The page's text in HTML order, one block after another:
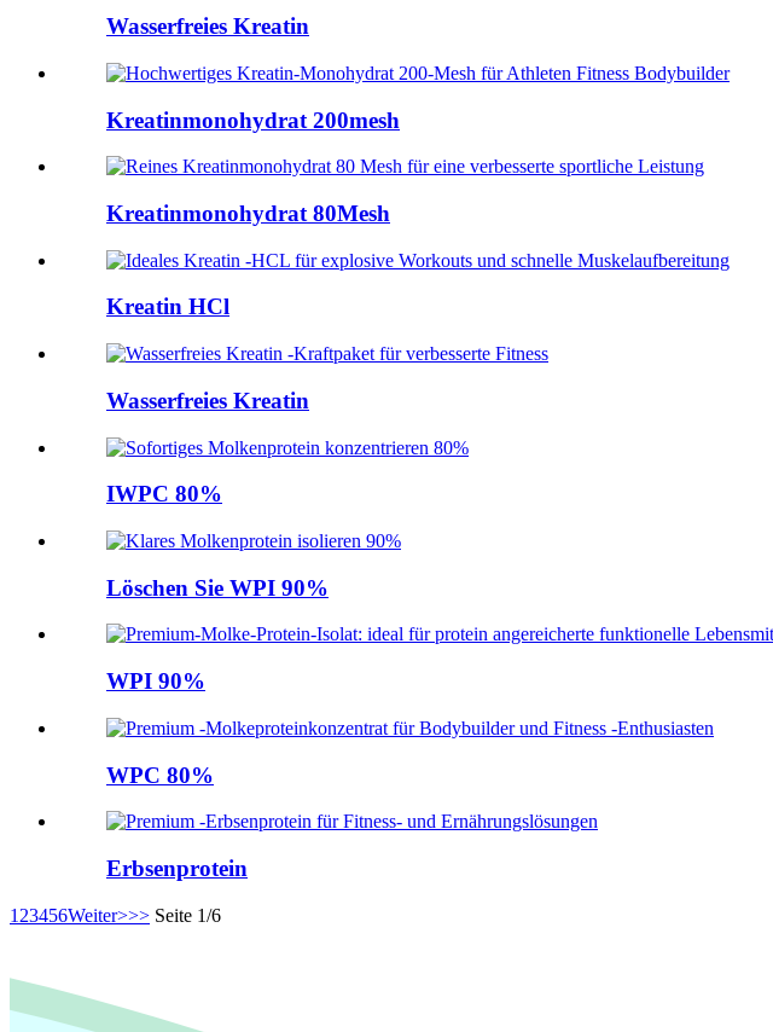
Wasserfreies Kreatin
Kreatinmonohydrat 200mesh
Kreatinmonohydrat 80Mesh
Kreatin HCl
Wasserfreies Kreatin
IWPC 80%
Löschen Sie WPI 90%
WPI 90%
WPC 80%
Erbsenprotein
1 23456Weiter>>> Seite 1/6